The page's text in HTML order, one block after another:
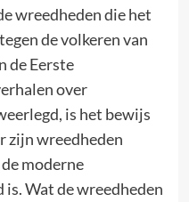
wreedheden die het
de volkeren van
de Eerste
over
is het bewijs
zijn wreedheden
moderne
is. Wat de wreedheden